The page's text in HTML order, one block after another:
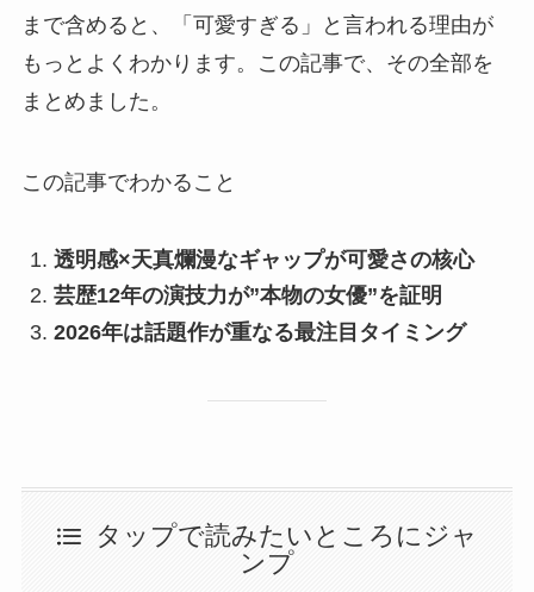
まで含めると、「可愛すぎる」と言われる理由が
もっとよくわかります。この記事で、その全部を
まとめました。
この記事でわかること
透明感×天真爛漫なギャップが可愛さの核心
芸歴12年の演技力が”本物の女優”を証明
2026年は話題作が重なる最注目タイミング
タップで読みたいところにジャ
ンプ